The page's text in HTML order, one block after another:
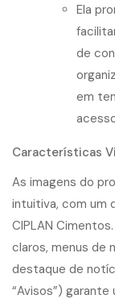
Ela
de
em
Características
As imagens do
intuitiva, com um
CIPLAN
claros, menus de
destaque de
“Avisos”)